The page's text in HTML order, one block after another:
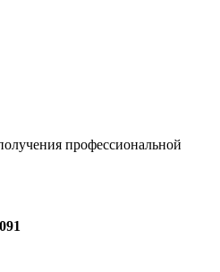
профессиональной